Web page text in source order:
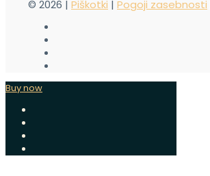
© 2026 | Piškotki | Pogoji zasebnosti
Buy now